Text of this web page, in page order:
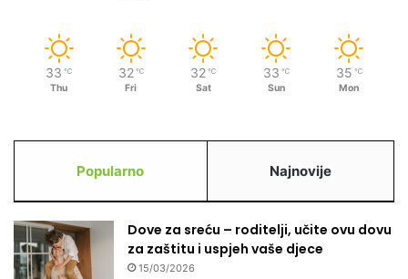
33 ℃
Thu
32 ℃
Fri
32 ℃
Sat
33 ℃
Sun
35 ℃
Mon
Popularno Najnovije
Dove za sreću – roditelji, učite ovu dovu
za zaštitu i uspjeh vaše djece
15/03/2026